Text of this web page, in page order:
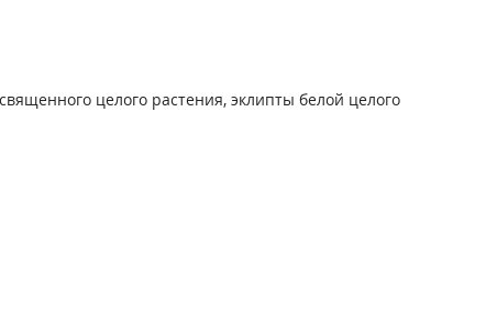
целого растения, эклипты белой целого